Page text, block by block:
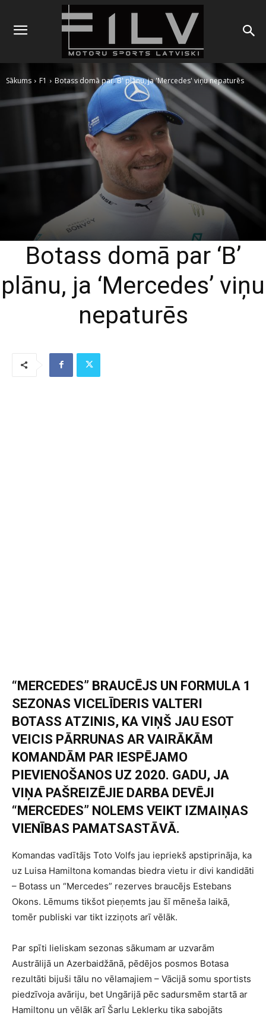
Sākums F1 Botass domā par 'B' plānu, ja 'Mercedes' viņu nepaturēs
Botass domā par ‘B’
plānu, ja ‘Mercedes’ viņu
nepaturēs
“MERCEDES” BRAUCĒJS UN FORMULA 1
SEZONAS VICELĪDERIS VALTERI
BOTASS ATZINIS, KA VIŅŠ JAU ESOT
VEICIS PĀRRUNAS AR VAIRĀKĀM
KOMANDĀM PAR IESPĒJAMO
PIEVIENOŠANOS UZ 2020. GADU, JA
VIŅA PAŠREIZĒJIE DARBA DEVĒJI
“MERCEDES” NOLEMS VEIKT IZMAIŅAS
VIENĪBAS PAMATSASTĀVĀ.
Komandas vadītājs Toto Volfs jau iepriekš apstiprināja, ka
uz Luisa Hamiltona komandas biedra vietu ir divi kandidāti
– Botass un “Mercedes” rezerves braucējs Estebans
Okons. Lēmums tikšot pieņemts jau šī mēneša laikā,
tomēr publiski var tikt izziņots arī vēlāk.
Par spīti lieliskam sezonas sākumam ar uzvarām
Austrālijā un Azerbaidžānā, pēdējos posmos Botasa
rezultāti bijuši tālu no vēlamajiem – Vācijā somu sportists
piedzīvoja avāriju, bet Ungārijā pēc sadursmēm startā ar
Hamiltonu un vēlāk arī Šarlu Leklerku tika sabojāts